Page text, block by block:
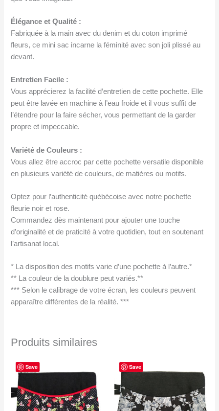
Élégance et Qualité :
Fabriquée à la main avec du denim et du coton imprimé
fleurs, ce mini sac incarne la féminité avec son joli plissé au
devant.
Entretien Facile :
Vous apprécierez la facilité d’entretien de cette pochette. Elle
peut être lavée en machine à l’eau froide et il vous suffit de
l’étendre pour la faire sécher, vous permettant de la garder
propre et impeccable.
Variété de Couleurs :
Vous allez être accroc par cette pochette versatile disponible
en plusieurs variété de couleurs, de matières ou motifs.
Optez pour l’authenticité québécoise avec notre pochette
fleurie noir et rose.
Commandez dès maintenant pour ajouter une touche
d’originalité et de praticité à votre quotidien, tout en soutenant
l’artisanat local.
* La disposition des motifs varie d’une pochette à l’autre.*
** La couleur de la doublure peut variés.**
*** Selon le calibrage de votre écran, les couleurs peuvent
apparaître différentes de la réalité. ***
Produits similaires
Save Save